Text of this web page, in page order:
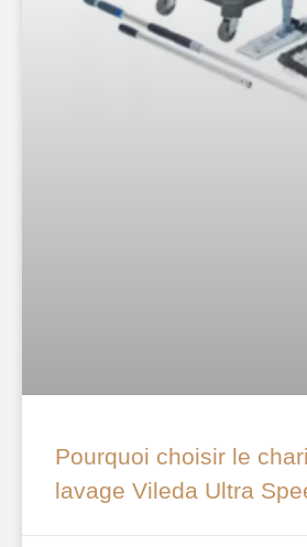
Pourquoi choisir le
lavage Vileda Ultra